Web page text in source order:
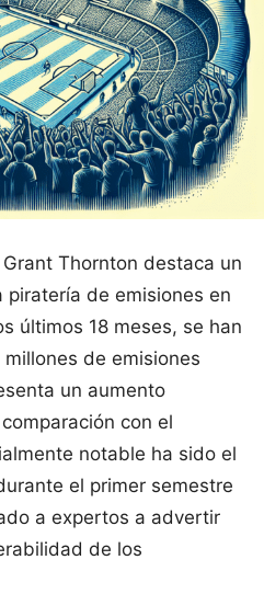
Thornton destaca un
piratería de emisiones en
últimos 18 meses, se han
de emisiones
un aumento
con el
notable ha sido el
el primer semestre
a expertos a advertir
de los